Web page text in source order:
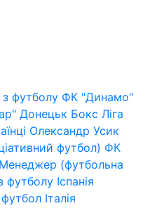
з футболу ФК "Динамо"
Донецьк Бокс Ліга
Олександр Усик
футбол) ФК
Менеджер (футбольна
футболу Іспанія
Італія